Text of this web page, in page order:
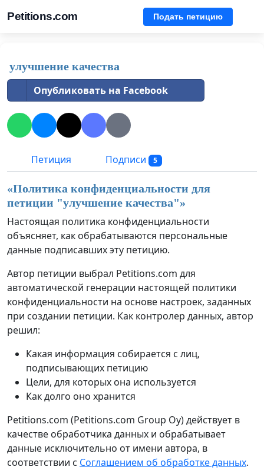
Petitions.com Подать петицию
улучшение качества
Опубликовать на Facebook
Петиция Подписи 5
«Политика конфиденциальности для
петиции "улучшение качества"»
Настоящая политика конфиденциальности
объясняет, как обрабатываются персональные
данные подписавших эту петицию.
Автор петиции выбрал Petitions.com для
автоматической генерации настоящей политики
конфиденциальности на основе настроек, заданных
при создании петиции. Как контролер данных, автор
решил:
Какая информация собирается с лиц,
подписывающих петицию
Цели, для которых она используется
Как долго оно хранится
Petitions.com (Petitions.com Group Oy) действует в
качестве обработчика данных и обрабатывает
данные исключительно от имени автора, в
соответствии с Соглашением об обработке данных.